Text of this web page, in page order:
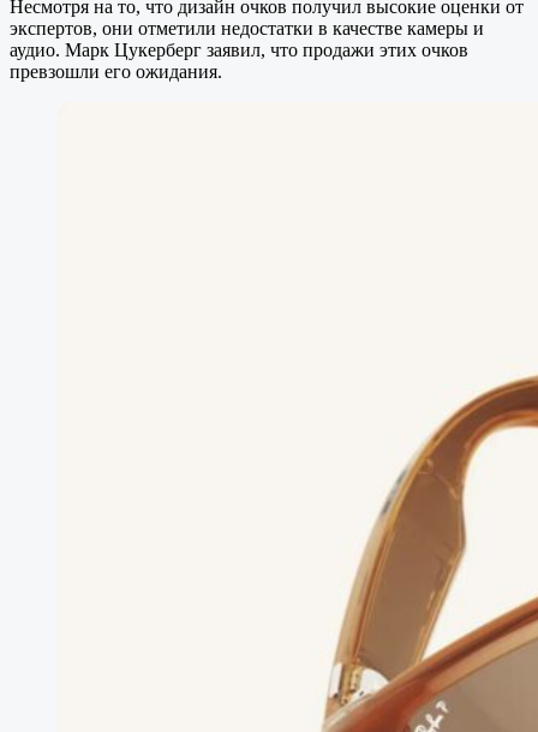
Несмотря на то, что дизайн очков получил высокие оценки от
экспертов, они отметили недостатки в качестве камеры и
аудио. Марк Цукерберг заявил, что продажи этих очков
превзошли его ожидания.